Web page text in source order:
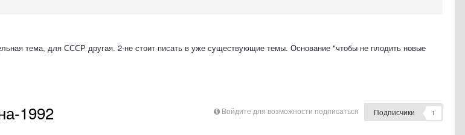
тема, для СССР другая. 2-не стоит писать в уже существующие темы. Основание "чтобы не плодить новые
Войдите для возможности подписаться Подписчики 1
1992